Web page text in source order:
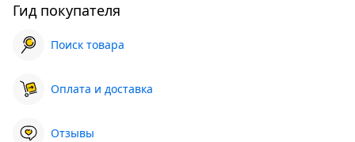
Гид покупателя
Поиск товара
Оплата и доставка
Отзывы